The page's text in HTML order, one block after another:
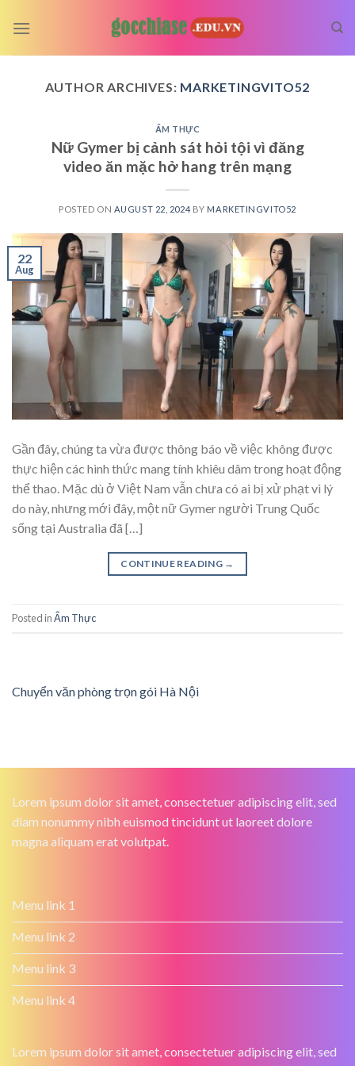
AUTHOR ARCHIVES: MARKETINGVITO52
ẨM THỰC
Nữ Gymer bị cảnh sát hỏi tội vì đăng
video ăn mặc hở hang trên mạng
POSTED ON AUGUST 22, 2024 BY MARKETINGVITO52
22
Aug
Gần đây, chúng ta vừa được thông báo về việc không được
thực hiện các hình thức mang tính khiêu dâm trong hoạt động
thể thao. Mặc dù ở Việt Nam vẫn chưa có ai bị xử phạt vì lý
do này, nhưng mới đây, một nữ Gymer người Trung Quốc
sống tại Australia đã […]
CONTINUE READING →
Posted inẨm Thực
Chuyển văn phòng trọn gói Hà Nội
Lorem ipsum dolor sit amet, consectetuer adipiscing elit, sed
diam nonummy nibh euismod tincidunt ut laoreet dolore
magna aliquam erat volutpat.
Menu link 1
Menu link 2
Menu link 3
Menu link 4
Lorem ipsum dolor sit amet, consectetuer adipiscing elit, sed